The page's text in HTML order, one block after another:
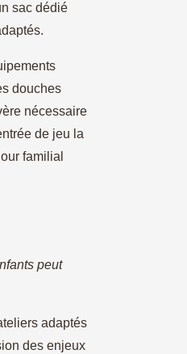
sac dédié
douches
nécessaire
de jeu la
familial
peut
adaptés
des enjeux